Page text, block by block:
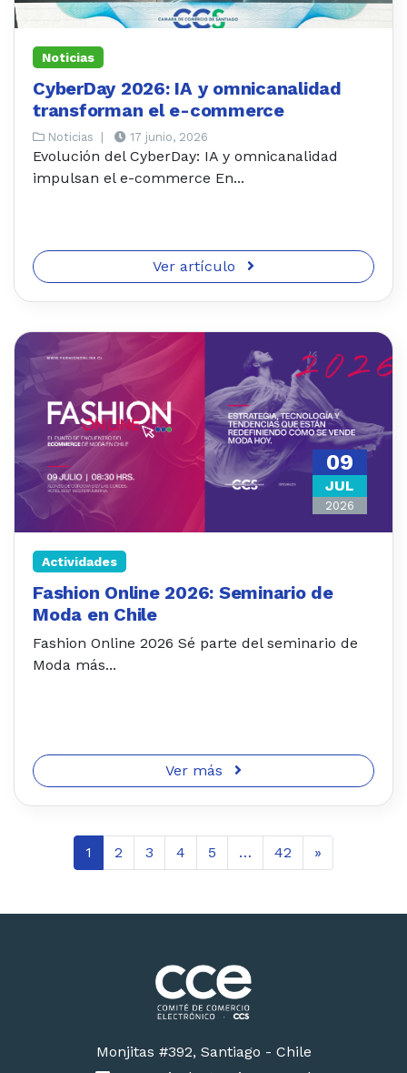
Noticias
CyberDay 2026: IA y omnicanalidad
transforman el e-commerce
Noticias 17 junio, 2026
Evolución del CyberDay: IA y omnicanalidad
impulsan el e-commerce En...
Ver artículo
09
JUL
2026
Actividades
Fashion Online 2026: Seminario de
Moda en Chile
Fashion Online 2026 Sé parte del seminario de
Moda más...
Ver más
1 2 3 4 5 … 42 »
Monjitas #392, Santiago - Chile